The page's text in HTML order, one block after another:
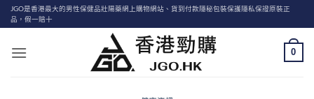
Skip
to
JGO是香港最大的男性保健品壯陽藥網上購物網站、貨到付款隱秘包裝保護隱私保證原裝正
品，假一賠十
0